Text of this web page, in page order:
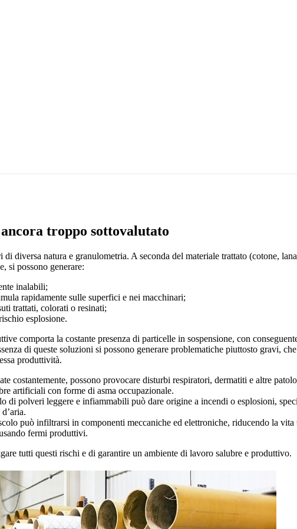
troppo sottovalutato
diversa natura e granulometria. A seconda del materiale trattato (cotone,
si possono generare:
inalabili;
rapidamente sulle superfici e nei macchinari;
trattati, colorati o resinati;
esplosione.
comporta la costante presenza di particelle in sospensione, con
di queste soluzioni si possono generare problematiche piuttosto gravi,
produttività.
costantemente, possono provocare disturbi respiratori, dermatiti e altre
artificiali con forme di asma occupazionale.
di polveri leggere e infiammabili può dare origine a incendi o esplosioni,
può infiltrarsi in componenti meccaniche ed elettroniche, riducendo la vita
fermi produttivi.
tutti questi rischi e di garantire un ambiente di lavoro salubre e produttivo.